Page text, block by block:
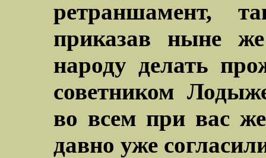
ретраншамент,
приказав ныне
народу делать
советником
во всем при вас
давно уже